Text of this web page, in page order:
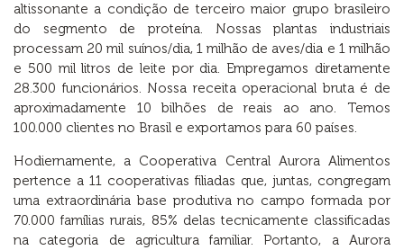
altissonante a condição de terceiro maior grupo brasileiro
do segmento de proteína. Nossas plantas industriais
processam 20 mil suínos/dia, 1 milhão de aves/dia e 1 milhão
e 500 mil litros de leite por dia. Empregamos diretamente
28.300 funcionários. Nossa receita operacional bruta é de
aproximadamente 10 bilhões de reais ao ano. Temos
100.000 clientes no Brasil e exportamos para 60 países.
Hodiernamente, a Cooperativa Central Aurora Alimentos
pertence a 11 cooperativas filiadas que, juntas, congregam
uma extraordinária base produtiva no campo formada por
70.000 famílias rurais, 85% delas tecnicamente classificadas
na categoria de agricultura familiar. Portanto, a Aurora